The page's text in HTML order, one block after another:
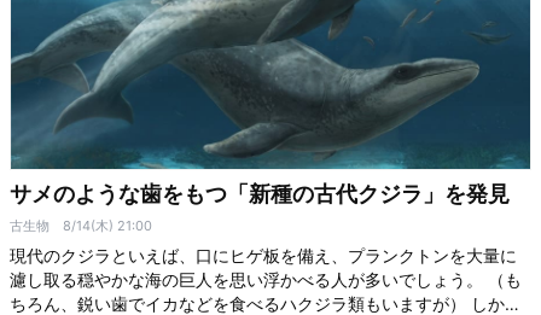
サメのような歯をもつ「新種の古代クジラ」を発見
古生物 8/14(木) 21:00
現代のクジラといえば、口にヒゲ板を備え、プランクトンを大量に
濾し取る穏やかな海の巨人を思い浮かべる人が多いでしょう。 （も
ちろん、鋭い歯でイカなどを食べるハクジラ類もいますが） しかし